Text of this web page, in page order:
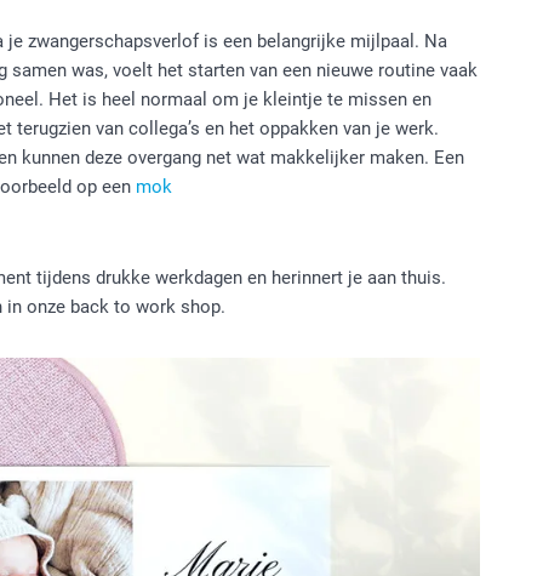
je zwangerschapsverlof is een belangrijke mijlpaal. Na
samen was, voelt het starten van een nieuwe routine vaak
Het is heel normaal om je kleintje te missen en
terugzien van collega’s en het oppakken van je werk.
kunnen deze overgang net wat makkelijker maken. Een
op een mok
tijdens drukke werkdagen en herinnert je aan thuis.
in onze back to work shop.